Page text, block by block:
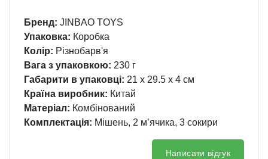
Бренд: JINBAO TOYS
Упаковка: Коробка
Колір: Різнобарв'я
Вага з упаковкою: 230 г
Габарити в упаковці: 21 x 29.5 x 4 см
Країна виробник: Китай
Матеріал: Комбінований
Комплектація: Мішень, 2 мʼячика, 3 сокири
Написати відгук